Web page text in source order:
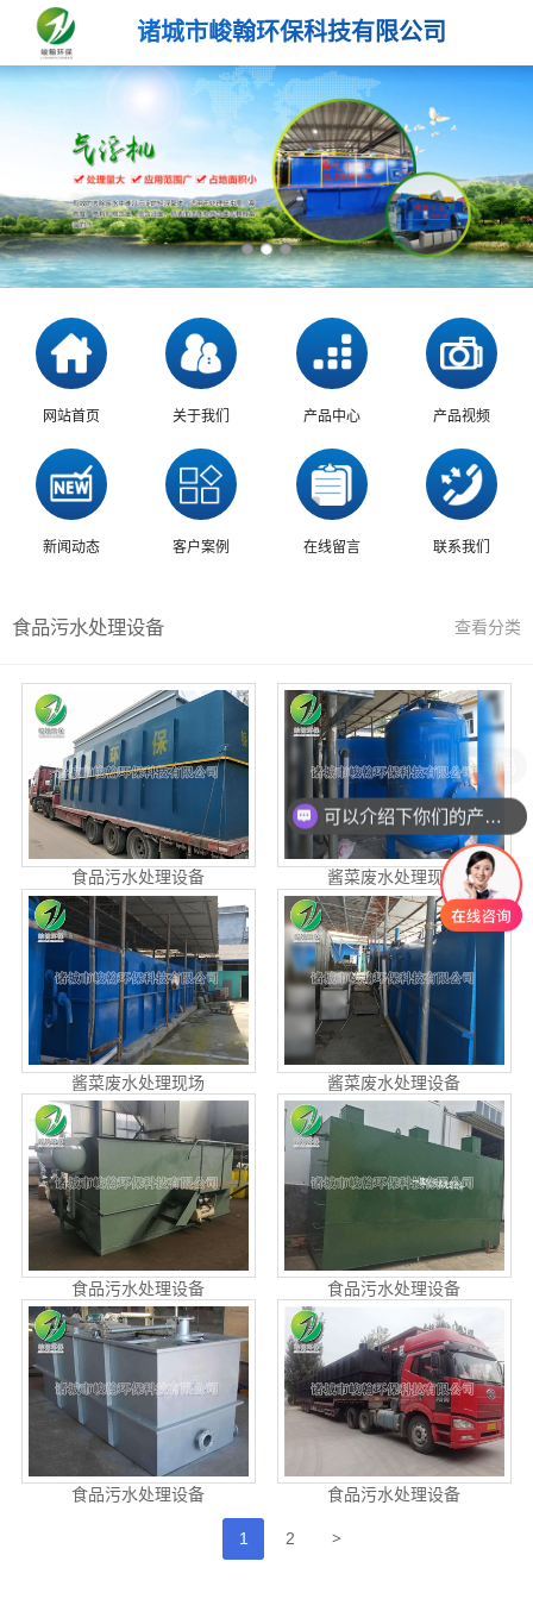
诸城市峻翰环保科技有限公司
网站首页 关于我们 产品中心 产品视频
新闻动态 客户案例 在线留言 联系我们
食品污水处理设备 查看分类
食品污水处理设备 酱菜废水处理现场
酱菜废水处理现场 酱菜废水处理设备
食品污水处理设备 食品污水处理设备
食品污水处理设备 食品污水处理设备
1 2 >
现在有优惠活动吗